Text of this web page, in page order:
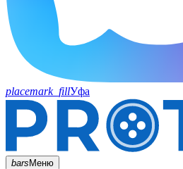
placemark_fillУфа
barsМеню